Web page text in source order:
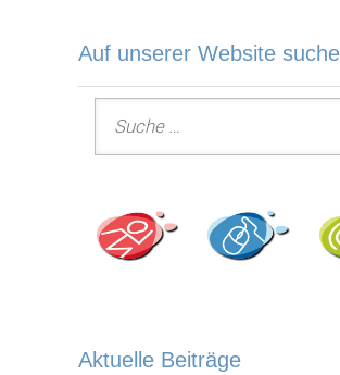
Auf unserer Website
Suche nach:
Aktuelle Beiträge